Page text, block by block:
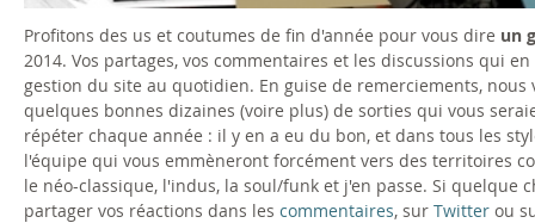
i
Profitons des us et coutumes de fin d'année pour vous dire un
2014. Vos partages, vos commentaires et les discussions qui
gestion du site au quotidien. En guise de remerciements,
quelques bonnes dizaines (voire plus) de sorties qui vous
répéter chaque année : il y en a eu du bon, et dans tous les
l'équipe qui vous emmèneront forcément vers des territoires
le néo-classique, l'indus, la soul/funk et j'en passe. Si quelque
partager vos réactions dans les commentaires, sur Twitter ou